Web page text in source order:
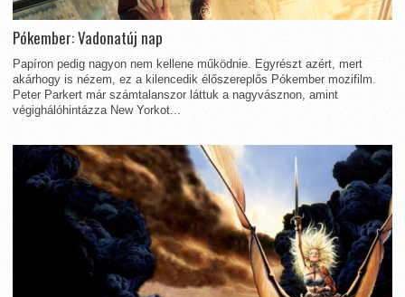
Pókember: Vadonatúj nap
Papíron pedig nagyon nem kellene működnie. Egyrészt azért, mert
akárhogy is nézem, ez a kilencedik élőszereplős Pókember mozifilm.
Peter Parkert már számtalanszor láttuk a nagyvásznon, amint
végighálóhintázza New Yorkot...